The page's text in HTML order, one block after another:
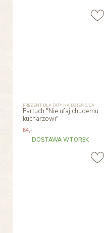
PREZENT DLA TATY NA DZIEŃ OJCA
Fartuch "Nie ufaj chudemu
kucharzowi"
64,-
DOSTAWA WTOREK